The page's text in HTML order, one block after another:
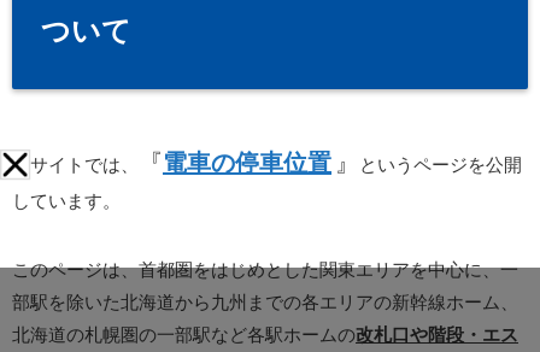
ついて
当サイトでは、 『電車の停車位置 』
というページを公開
しています。
このページは、首都圏をはじめとした関東エリアを中心に、一
部駅を除いた北海道から九州までの各エリアの新幹線ホーム、
北海道の札幌圏の一部駅など各駅ホームの改札口や階段・エス